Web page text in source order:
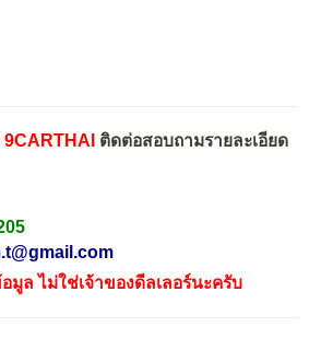
9CARTHAI ติดต่อสอบถามรายละเอียด
มูล ไม่ใช่เจ้าของดีลเลอร์นะครับ